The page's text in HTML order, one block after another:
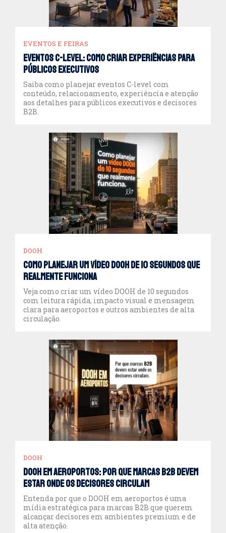
Comunicação 360°: transforme a relação com seus
EVENTOS E FEIRAS
Eventos C-level: como criar experiências para
públicos executivos
Saiba como planejar eventos C-level com
conteúdo, relacionamento, experiência e atenção
aos detalhes para públicos executivos e decisores
B2B.
DOOH
Como planejar um vídeo DOOH de 10 segundos que
realmente funciona
Veja como criar um vídeo DOOH de 10 segundos
com leitura rápida, impacto visual e mensagem
clara para aeroportos e outros ambientes de alta
circulação.
DOOH
DOOH em aeroportos: por que marcas B2B devem
estar onde os decisores circulam
Entenda por que o DOOH em aeroportos é uma
mídia estratégica para marcas B2B que querem
alcançar decisores em ambientes premium e de
alta atenção.